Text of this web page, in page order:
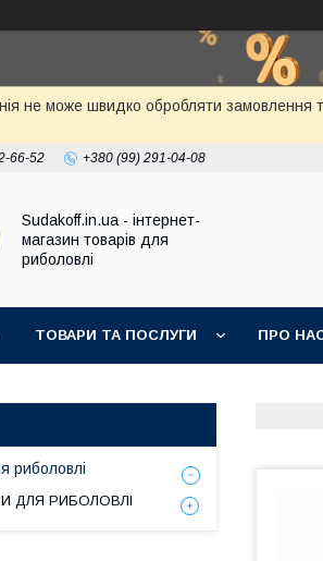
не може швидко обробляти замовлення
66-52 +380 (99) 291-04-08
Sudakoff.in.ua - інтернет-
магазин товарів для
риболовлі
ТОВАРИ ТА ПОСЛУГИ ПРО
риболовлі
ДЛЯ РИБОЛОВЛІ